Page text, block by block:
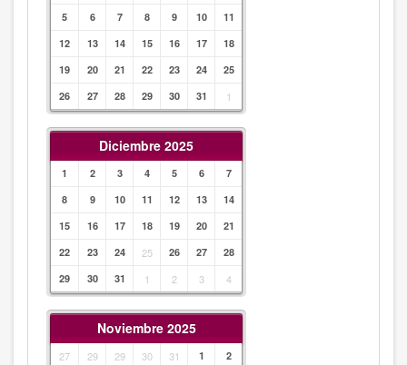
5
6 7 8 9 10
11
12
13 14 15 16 17
18
19
20 21 22 23 24
25
26
27 28 29 30 31 1
Diciembre 2025
1 2 3 4 5 6
7
8
9 10 11 12 13
14
15
16 17 18 19 20
21
22
23 24 25 26 27
28
29
30 31 1 2 3 4
Noviembre 2025
27 29 29 30 31 1
2